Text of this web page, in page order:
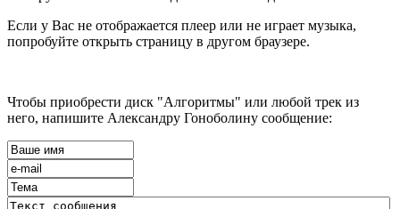
Если у Вас не отображается плеер или не играет музыка,
попробуйте открыть страницу в другом браузере.
Чтобы приобрести диск "Алгоритмы" или любой трек из
него, напишите Александру Гоноболину сообщение: